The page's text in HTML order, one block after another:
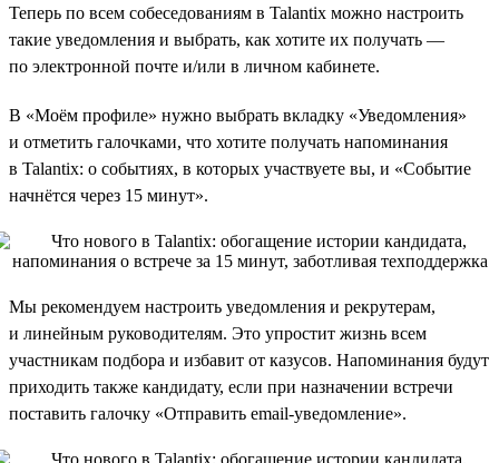
Теперь по всем собеседованиям в Talantix можно настроить
такие уведомления и выбрать, как хотите их получать —
по электронной почте и/или в личном кабинете.
В «Моём профиле» нужно выбрать вкладку «Уведомления»
и отметить галочками, что хотите получать напоминания
в Talantix: о событиях, в которых участвуете вы, и «Событие
начнётся через 15 минут».
Мы рекомендуем настроить уведомления и рекрутерам,
и линейным руководителям. Это упростит жизнь всем
участникам подбора и избавит от казусов. Напоминания будут
приходить также кандидату, если при назначении встречи
поставить галочку «Отправить email-уведомление».